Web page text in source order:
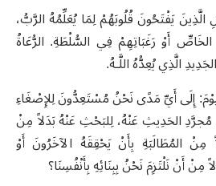
الَّذِينَ يَفْتَحُونَ قُلُوبَهُمْ لِمَا يُعَلِّمُهُ الرَّبُّ،
أَوْ رَغَبَاتِهِمْ فِي السُّلْطَةِ. الرُّعَاةُ
الَّذِي يُعِدُّهُ اللَّـهُ.
إِلَى أَيِّ مَدًى نَحْنُ مُسْتَعِدُّونَ لِلإِصْغَاءِ
الحَدِيثِ عَنْهُ، لِلبَحْثِ عَنْهُ بَدَلاً مِنْ
مِنْ المُطَالَبَةِ بِأَنْ يَحْقِقَهُ الآخَرُونَ أَوْ
مِنْ أَنْ نَلْتَزِمَ نَحْنُ بِبِنَائِهِ بِأَنْفُسِنَا؟